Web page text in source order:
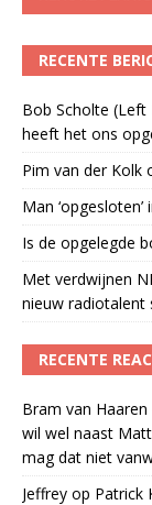
RECENTE
Bob Scholte (Left
heeft het ons
Pim van der Kolk
Man
Is de opgelegde
Met verdwijnen
nieuw radiotalent
RECENTE
Bram van Haaren
wil wel naast
mag dat niet
Jeffrey op Patrick